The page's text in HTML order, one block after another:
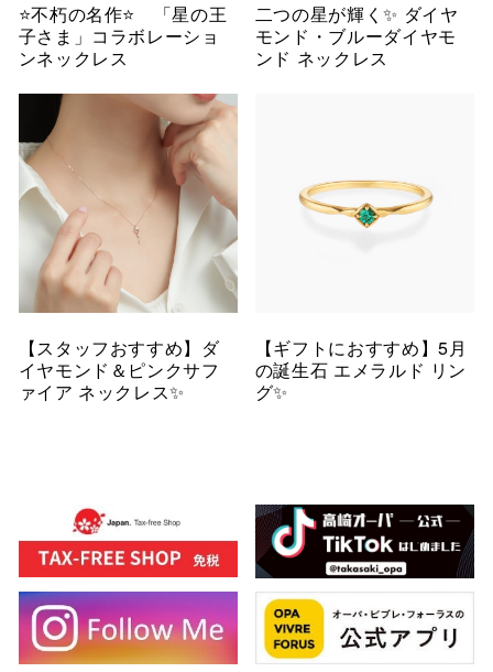
⭐️不朽の名作⭐️ 「星の王
子さま」コラボレーショ
ンネックレス
二つの星が輝く✨ ダイヤ
モンド・ブルーダイヤモ
ンド ネックレス
【スタッフおすすめ】ダ
イヤモンド＆ピンクサフ
ァイア ネックレス✨
【ギフトにおすすめ】5月
の誕生石 エメラルド リン
グ✨